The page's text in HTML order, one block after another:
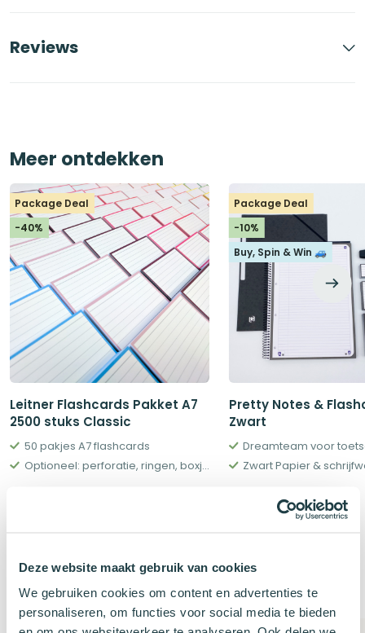
Deze website maakt gebruik van cookies
We gebruiken cookies om content en advertenties te
personaliseren, om functies voor social media te bieden
Reviews
Meer ontdekken
Package Deal
-40%
Leitner Flashcards Pakket A7
2500 stuks Classic
50 pakjes A7 flashcards
Optioneel: perforatie, ringen, boxjes en meer
Package Deal
-10%
Buy, Spin & Win 🚙
Pretty Notes &
Zwart
Dreamteam voor
Zwart Papier &
prijs
was:
€19,12Huidige
prijs
is:
Klanten kochten ook